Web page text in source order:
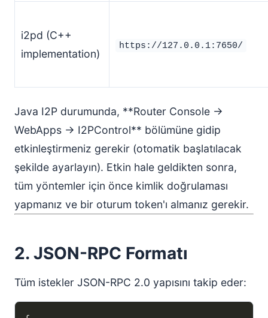
i2pd (C++
implementation)
https://127.0.0.1:7650/
Java I2P durumunda, **Router Console →
WebApps → I2PControl** bölümüne gidip
etkinleştirmeniz gerekir (otomatik başlatılacak
şekilde ayarlayın). Etkin hale geldikten sonra,
tüm yöntemler için önce kimlik doğrulaması
yapmanız ve bir oturum token'ı almanız gerekir.
2. JSON-RPC Formatı
Tüm istekler JSON-RPC 2.0 yapısını takip eder: